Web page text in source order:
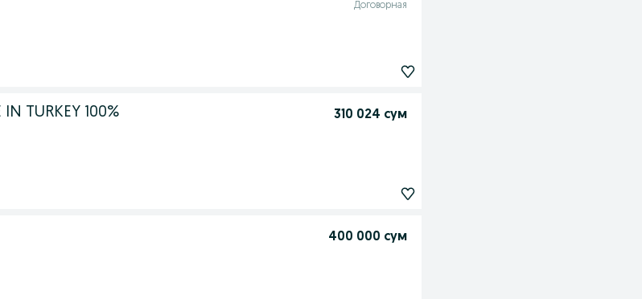
Договорная
TURKEY 100% 310 024 сум
400 000 сум